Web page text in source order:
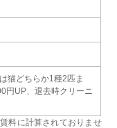
猫どちらか1種2匹ま
円UP、退去時クリーニ
料に計算されておりませ